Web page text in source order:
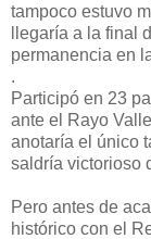
tampoco estuvo
llegaría a la final
permanencia en
.
Participó en 23
ante el Rayo
anotaría el único
saldría victorioso
Pero antes de
histórico con el